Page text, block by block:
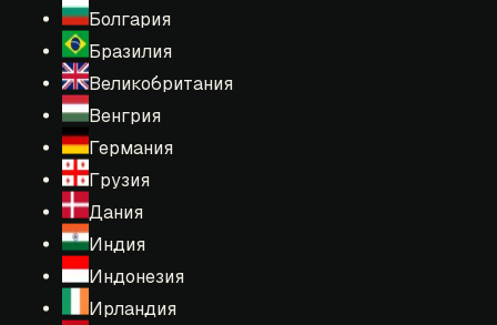
Болгария
Бразилия
Великобритания
Венгрия
Германия
Грузия
Дания
Индия
Индонезия
Ирландия